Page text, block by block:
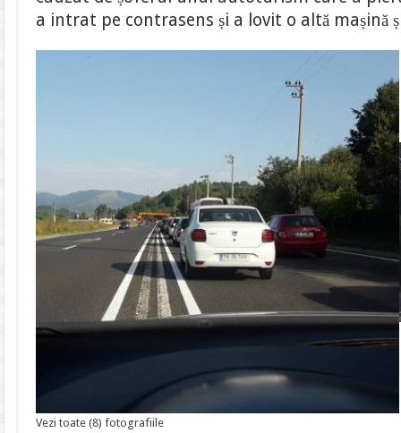
a intrat pe contrasens și a lovit o altă mașină
Vezi toate (8) fotografiile